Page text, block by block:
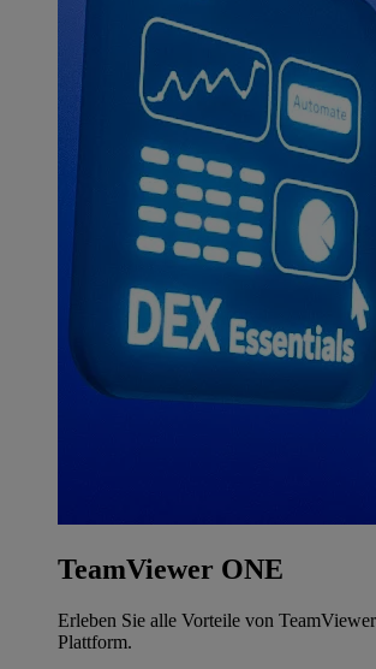
TeamViewer ONE
Erleben Sie alle Vorteile von
Plattform.